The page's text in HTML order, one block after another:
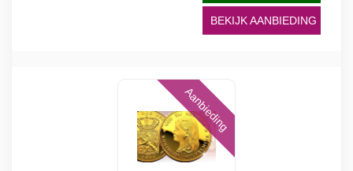
BEKIJK AANBIEDING
Aanbieding